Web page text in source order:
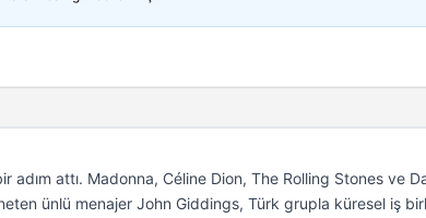
attı. Madonna, Céline Dion, The Rolling Stones ve
ünlü menajer John Giddings, Türk grupla küresel iş